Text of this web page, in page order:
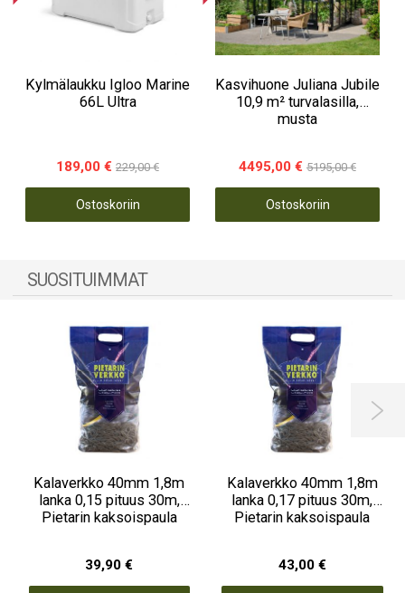
Kylmälaukku Igloo Marine
66L Ultra
189,00 € 229,00 €
Ostoskoriin
Kasvihuone Juliana Jubile
10,9 m² turvalasilla,
musta
4495,00 € 5195,00 €
Ostoskoriin
SUOSITUIMMAT
Kalaverkko 40mm 1,8m
lanka 0,15 pituus 30m,
Pietarin kaksoispaula
39,90 €
Kalaverkko 40mm 1,8m
lanka 0,17 pituus 30m,
Pietarin kaksoispaula
43,00 €
